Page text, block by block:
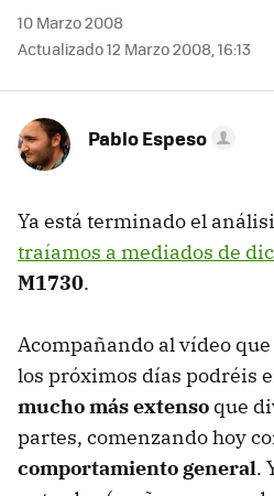
10 Marzo 2008
Actualizado 12 Marzo 2008, 16:13
Pablo Espeso
Ya está terminado el
traíamos a mediados de
M1730.
Acompañando al vídeo
los próximos días podréis
mucho más extenso que
partes, comenzando hoy
comportamiento general.